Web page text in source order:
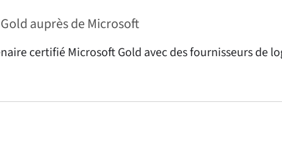
auprès de Microsoft
certifié Microsoft Gold avec des fournisseurs de